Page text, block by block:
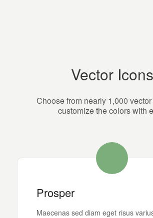
Vector Icons
Choose from nearly 1,000
customize the colors with
Prosper
Maecenas sed diam eget risus